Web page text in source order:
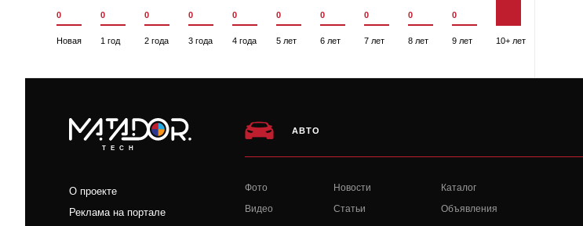
0
Новая
0
1 год
0
2 года
0
3 года
0
4 года
0
5 лет
0
6 лет
0
7 лет
0
8 лет
0
9 лет 10+ лет
TECH
О проекте
Реклама на портале
АВТО
Фото
Видео
Новости
Статьи
Каталог
Объявления